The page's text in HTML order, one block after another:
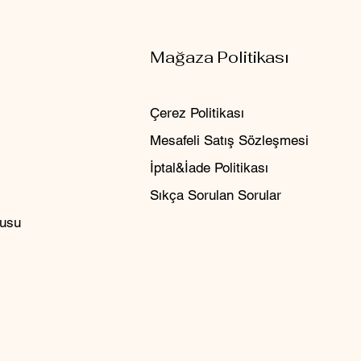
Mağaza Politikası
Çerez Politikası
Mesafeli Satış Sözleşmesi
İptal&İade Politikası
Sıkça Sorulan Sorular